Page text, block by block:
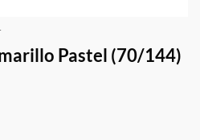
Pastel (70/144)